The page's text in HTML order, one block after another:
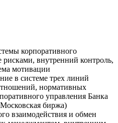
корпоративного
рисками, внутренний контроль,
мотивации
в системе трех линий
нормативных
управления Банка
биржа)
взаимодействия и обмен